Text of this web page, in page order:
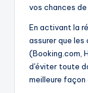
vos chances de
En activant la
assurer que
(Booking.com,
d'éviter toute
meilleure façon